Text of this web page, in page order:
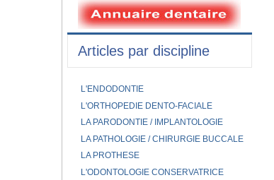
Articles par discipline
L'ENDODONTIE
L'ORTHOPEDIE DENTO-FACIALE
LA PARODONTIE / IMPLANTOLOGIE
LA PATHOLOGIE / CHIRURGIE BUCCALE
LA PROTHESE
L'ODONTOLOGIE CONSERVATRICE